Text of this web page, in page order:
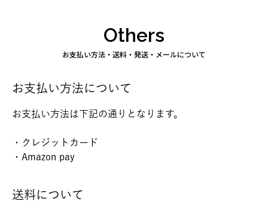
Others
お支払い方法・送料・発送・メールについて
お支払い方法について
お支払い方法は下記の通りとなります。
・クレジットカード
・Amazon pay
送料について